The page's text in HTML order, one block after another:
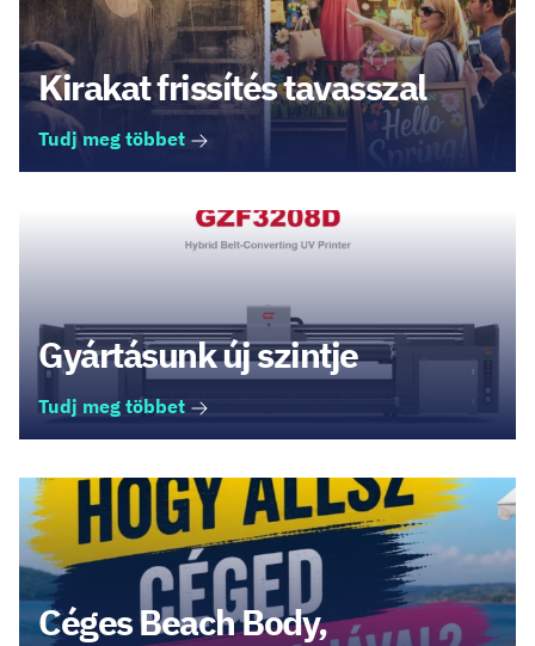
Kirakat frissítés tavasszal
Tudj meg többet
Gyártásunk új szintje
Tudj meg többet
Céges Beach Body,